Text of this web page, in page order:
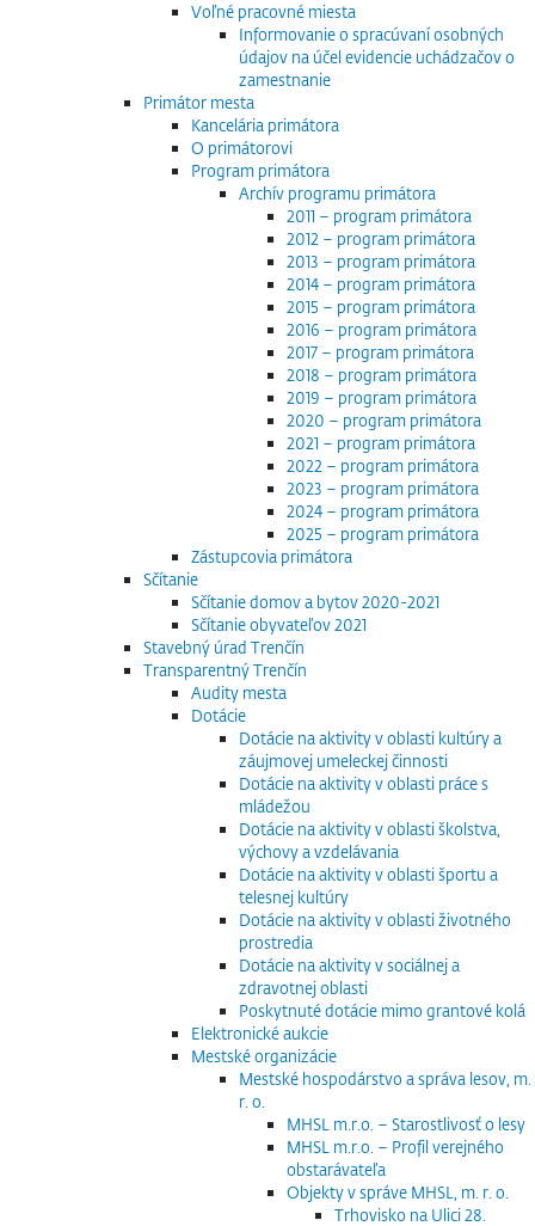
Voľné pracovné miesta
Informovanie o spracúvaní osobných
údajov na účel evidencie uchádzačov o
zamestnanie
Primátor mesta
Kancelária primátora
O primátorovi
Program primátora
Archív programu primátora
2011 – program primátora
2012 – program primátora
2013 – program primátora
2014 – program primátora
2015 – program primátora
2016 – program primátora
2017 – program primátora
2018 – program primátora
2019 – program primátora
2020 – program primátora
2021 – program primátora
2022 – program primátora
2023 – program primátora
2024 – program primátora
2025 – program primátora
Zástupcovia primátora
Sčítanie
Sčítanie domov a bytov 2020-2021
Sčítanie obyvateľov 2021
Stavebný úrad Trenčín
Transparentný Trenčín
Audity mesta
Dotácie
Dotácie na aktivity v oblasti kultúry a
záujmovej umeleckej činnosti
Dotácie na aktivity v oblasti práce s
mládežou
Dotácie na aktivity v oblasti školstva,
výchovy a vzdelávania
Dotácie na aktivity v oblasti športu a
telesnej kultúry
Dotácie na aktivity v oblasti životného
prostredia
Dotácie na aktivity v sociálnej a
zdravotnej oblasti
Poskytnuté dotácie mimo grantové kolá
Elektronické aukcie
Mestské organizácie
Mestské hospodárstvo a správa lesov, m.
r. o.
MHSL m.r.o. – Starostlivosť o lesy
MHSL m.r.o. – Profil verejného
obstarávateľa
Objekty v správe MHSL, m. r. o.
Trhovisko na Ulici 28.